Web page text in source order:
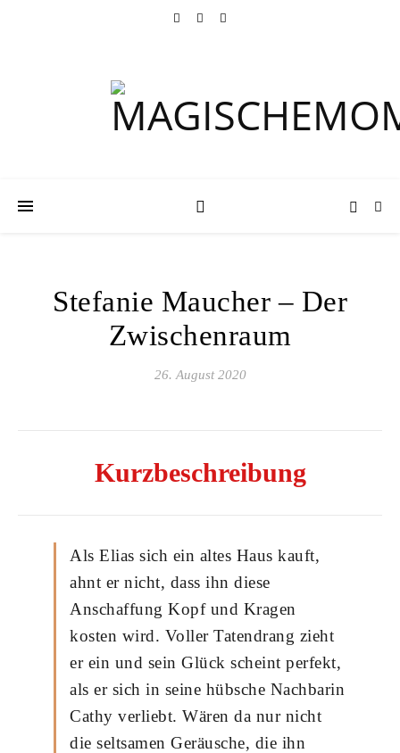
Stefanie Maucher – Der
Zwischenraum
26. August 2020
Kurzbeschreibung
Als Elias sich ein altes Haus kauft,
ahnt er nicht, dass ihn diese
Anschaffung Kopf und Kragen
kosten wird. Voller Tatendrang zieht
er ein und sein Glück scheint perfekt,
als er sich in seine hübsche Nachbarin
Cathy verliebt. Wären da nur nicht
die seltsamen Geräusche, die ihn